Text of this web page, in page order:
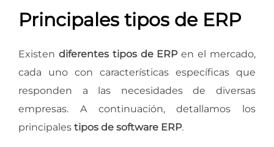
Principales tipos de ERP
Existen diferentes tipos de ERPen el mercado,
cada uno con características específicas que
responden a las necesidades de diversas
empresas. A continuación, detallamos los
principales tipos de software ERP.